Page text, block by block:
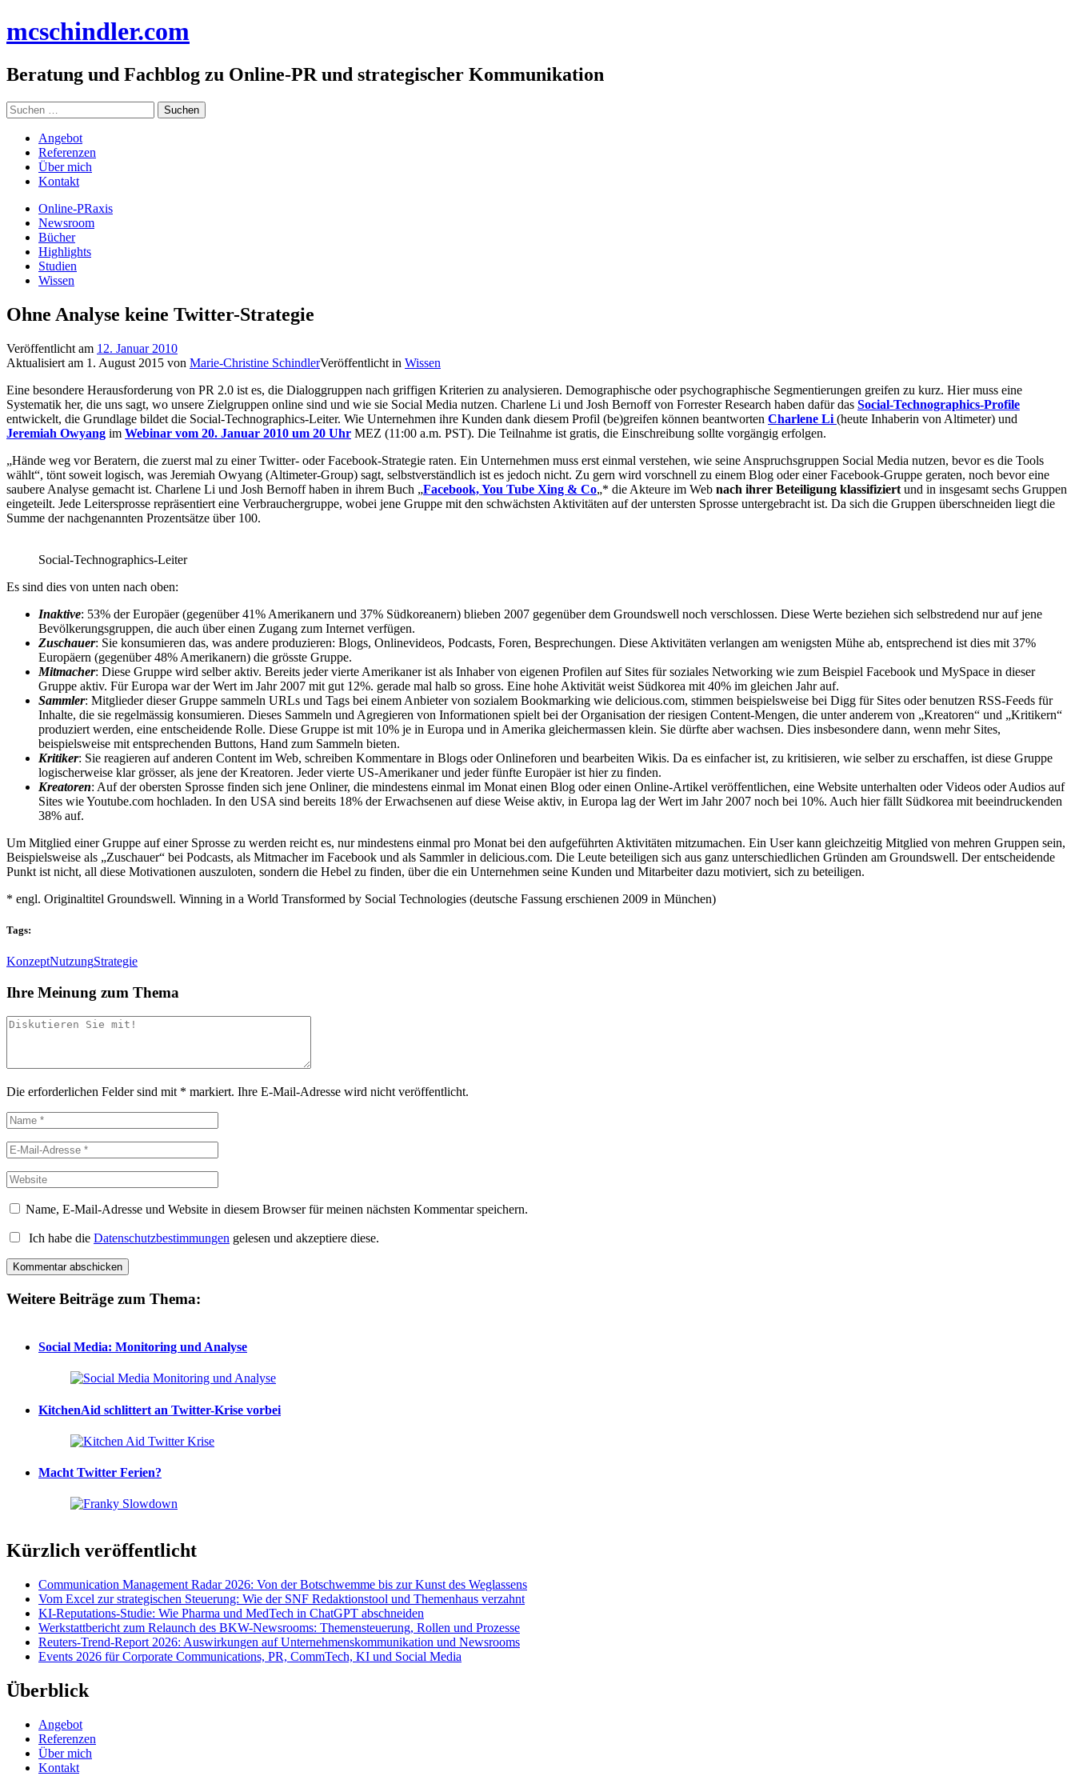
Inhalt
mcschindler.com
Beratung und Fachblog zu Online-PR und strategischer Kommunikation
Suchen
nach:
Angebot
Referenzen
Über mich
Kontakt
Online-PRaxis
Newsroom
Bücher
Highlights
Studien
Wissen
Ohne Analyse keine Twitter-Strategie
Veröffentlicht am 12. Januar 2010
Aktualisiert am 1. August 2015 von Marie-Christine SchindlerVeröffentlicht in Wissen
Eine besondere Herausforderung von PR 2.0 ist es, die Dialoggruppen nach griffigen Kriterien zu analysieren. Demographische oder psychographische Segmentierungen greifen zu kurz. Hier muss eine
Systematik her, die uns sagt, wo unsere Zielgruppen online sind und wie sie Social Media nutzen. Charlene Li und Josh Bernoff von Forrester Research haben dafür das Social-Technographics-Profile
entwickelt, die Grundlage bildet die Social-Technographics-Leiter. Wie Unternehmen ihre Kunden dank diesem Profil (be)greifen können beantworten Charlene Li (heute Inhaberin von Altimeter) und
Jeremiah Owyang im Webinar vom 20. Januar 2010 um 20 Uhr MEZ (11:00 a.m. PST). Die Teilnahme ist gratis, die Einschreibung sollte vorgängig erfolgen.
„Hände weg vor Beratern, die zuerst mal zu einer Twitter- oder Facebook-Strategie raten. Ein Unternehmen muss erst einmal verstehen, wie seine Anspruchsgruppen Social Media nutzen, bevor es die Tools
wählt“, tönt soweit logisch, was Jeremiah Owyang (Altimeter-Group) sagt, selbstverständlich ist es jedoch nicht. Zu gern wird vorschnell zu einem Blog oder einer Facebook-Gruppe geraten, noch bevor eine
saubere Analyse gemacht ist. Charlene Li und Josh Bernoff haben in ihrem Buch „Facebook, You Tube Xing & Co„* die Akteure im Web nach ihrer Beteiligung klassifiziert und in insgesamt sechs Gruppen
eingeteilt. Jede Leitersprosse repräsentiert eine Verbrauchergruppe, wobei jene Gruppe mit den schwächsten Aktivitäten auf der untersten Sprosse untergebracht ist. Da sich die Gruppen überschneiden liegt die
Summe der nachgenannten Prozentsätze über 100.
Social-Technographics-Leiter
Es sind dies von unten nach oben:
Inaktive: 53% der Europäer (gegenüber 41% Amerikanern und 37% Südkoreanern) blieben 2007 gegenüber dem Groundswell noch verschlossen. Diese Werte beziehen sich selbstredend nur auf jene
Bevölkerungsgruppen, die auch über einen Zugang zum Internet verfügen.
Zuschauer: Sie konsumieren das, was andere produzieren: Blogs, Onlinevideos, Podcasts, Foren, Besprechungen. Diese Aktivitäten verlangen am wenigsten Mühe ab, entsprechend ist dies mit 37%
Europäern (gegenüber 48% Amerikanern) die grösste Gruppe.
Mitmacher: Diese Gruppe wird selber aktiv. Bereits jeder vierte Amerikaner ist als Inhaber von eigenen Profilen auf Sites für soziales Networking wie zum Beispiel Facebook und MySpace in dieser
Gruppe aktiv. Für Europa war der Wert im Jahr 2007 mit gut 12%. gerade mal halb so gross. Eine hohe Aktivität weist Südkorea mit 40% im gleichen Jahr auf.
Sammler: Mitglieder dieser Gruppe sammeln URLs und Tags bei einem Anbieter von sozialem Bookmarking wie delicious.com, stimmen beispielsweise bei Digg für Sites oder benutzen RSS-Feeds für
Inhalte, die sie regelmässig konsumieren. Dieses Sammeln und Agregieren von Informationen spielt bei der Organisation der riesigen Content-Mengen, die unter anderem von „Kreatoren“ und „Kritikern“
produziert werden, eine entscheidende Rolle. Diese Gruppe ist mit 10% je in Europa und in Amerika gleichermassen klein. Sie dürfte aber wachsen. Dies insbesondere dann, wenn mehr Sites,
beispielsweise mit entsprechenden Buttons, Hand zum Sammeln bieten.
Kritiker: Sie reagieren auf anderen Content im Web, schreiben Kommentare in Blogs oder Onlineforen und bearbeiten Wikis. Da es einfacher ist, zu kritisieren, wie selber zu erschaffen, ist diese Gruppe
logischerweise klar grösser, als jene der Kreatoren. Jeder vierte US-Amerikaner und jeder fünfte Europäer ist hier zu finden.
Kreatoren: Auf der obersten Sprosse finden sich jene Onliner, die mindestens einmal im Monat einen Blog oder einen Online-Artikel veröffentlichen, eine Website unterhalten oder Videos oder Audios auf
Sites wie Youtube.com hochladen. In den USA sind bereits 18% der Erwachsenen auf diese Weise aktiv, in Europa lag der Wert im Jahr 2007 noch bei 10%. Auch hier fällt Südkorea mit beeindruckenden
38% auf.
Um Mitglied einer Gruppe auf einer Sprosse zu werden reicht es, nur mindestens einmal pro Monat bei den aufgeführten Aktivitäten mitzumachen. Ein User kann gleichzeitig Mitglied von mehren Gruppen sein,
Beispielsweise als „Zuschauer“ bei Podcasts, als Mitmacher im Facebook und als Sammler in delicious.com. Die Leute beteiligen sich aus ganz unterschiedlichen Gründen am Groundswell. Der entscheidende
Punkt ist nicht, all diese Motivationen auszuloten, sondern die Hebel zu finden, über die ein Unternehmen seine Kunden und Mitarbeiter dazu motiviert, sich zu beteiligen.
* engl. Originaltitel Groundswell. Winning in a World Transformed by Social Technologies (deutsche Fassung erschienen 2009 in München)
Tags:
KonzeptNutzungStrategie
Ihre Meinung zum Thema
Die erforderlichen Felder sind mit * markiert. Ihre E-Mail-Adresse wird nicht veröffentlicht.
Name, E-Mail-Adresse und Website in diesem Browser für meinen nächsten Kommentar speichern.
Ich habe die Datenschutzbestimmungen gelesen und akzeptiere diese.
Weitere Beiträge zum Thema:
Social Media: Monitoring und Analyse
KitchenAid schlittert an Twitter-Krise vorbei
Macht Twitter Ferien?
Kürzlich veröffentlicht
Communication Management Radar 2026: Von der Botschwemme bis zur Kunst des Weglassens
Vom Excel zur strategischen Steuerung: Wie der SNF Redaktionstool und Themenhaus verzahnt
KI-Reputations-Studie: Wie Pharma und MedTech in ChatGPT abschneiden
Werkstattbericht zum Relaunch des BKW-Newsrooms: Themensteuerung, Rollen und Prozesse
Reuters-Trend-Report 2026: Auswirkungen auf Unternehmenskommunikation und Newsrooms
Events 2026 für Corporate Communications, PR, CommTech, KI und Social Media
Überblick
Angebot
Referenzen
Über mich
Kontakt